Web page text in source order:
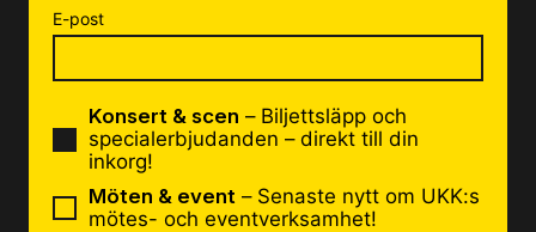
E-post
Konsert & scen – Biljettsläpp och
specialerbjudanden – direkt till din
inkorg!
Möten & event – Senaste nytt om UKK:s
mötes- och eventverksamhet!